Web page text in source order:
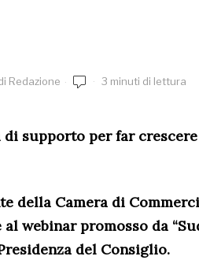
Redazione 3 minuti di lettura
supporto per far
della Camera di
webinar promosso da
del Consiglio.